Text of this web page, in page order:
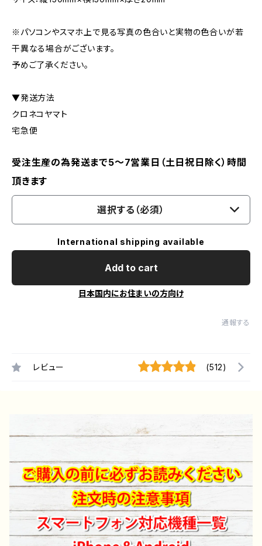
※パソコンやスマホ上で見る写真の色合いと実物の色合いが若
干異なる場合がございます。
予めご了承ください。
▼発送方法
クロネコヤマト
宅急便
受注生産の為発送まで5～7営業日（土日祝日除く）時間
頂きます
選択する（必須）
International shipping available
Add to cart
日本国内にお住まいの方向け
通報する
レビュー (512)